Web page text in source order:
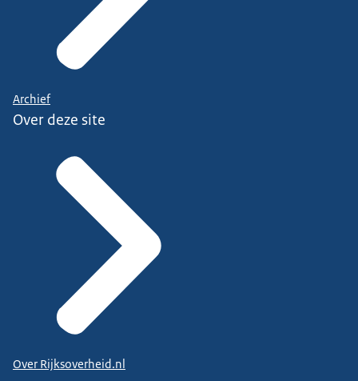
Archief
Over deze site
Over Rijksoverheid.nl